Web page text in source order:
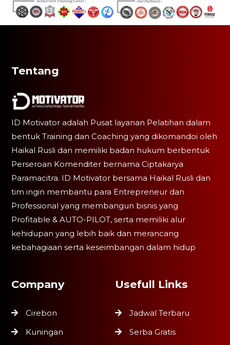
Tentang
ID Motivator adalah Pusat layanan Pelatihan dalam
bentuk Training dan Coaching yang dikomandoi oleh
Haikal Rusli dan memiliki badan hukum berbentuk
Perseroan Komenditer bernama Ciptakarya
Paramacitra. ID Motivator bersama Haikal Rusli dan
tim ingin membantu para Entrepreneur dan
Professional yang membangun bisnis yang
Profitable & AUTO-PILOT, serta memiliki alur
kehidupan yang lebih baik dan merancang
kebahagiaan serta keseimbangan dalam hidup
Company
Cirebon
Kuningan
Usefull Links
Jadwal Terbaru
Serba Gratis